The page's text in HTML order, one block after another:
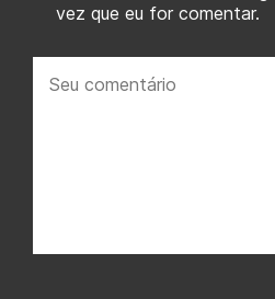
vez que eu for comentar.
comentário: